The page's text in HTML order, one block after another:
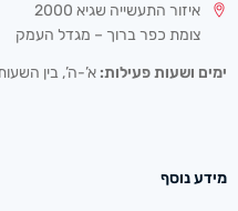
איזור התעשייה שגיא 2000
צומת כפר ברוך – מגדל העמק
ימים ושעות פעילות: א’-ה’, בין השעות 08:30-
מידע נוסף